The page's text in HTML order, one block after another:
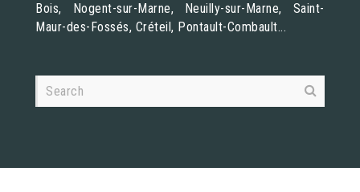
Bois, Nogent-sur-Marne, Neuilly-sur-Marne, Saint-
Maur-des-Fossés, Créteil, Pontault-Combault...